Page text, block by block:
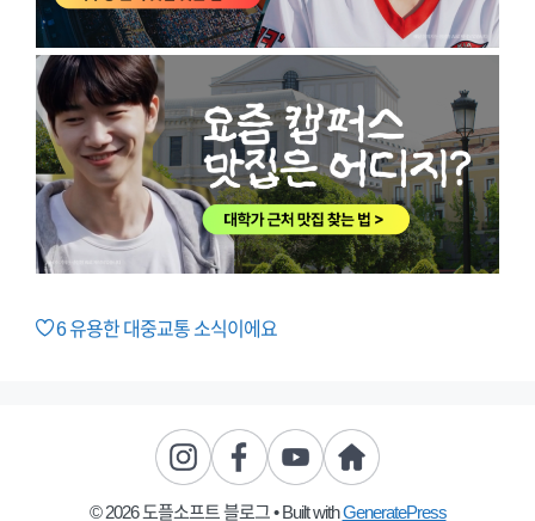
6유용한 대중교통 소식이에요
© 2026 도플소프트 블로그• Built withGeneratePress